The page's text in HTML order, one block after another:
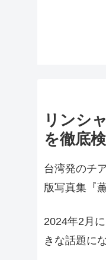
リンシ
を徹底
台湾発のチ
版写真集『
2024年2月
きな話題に